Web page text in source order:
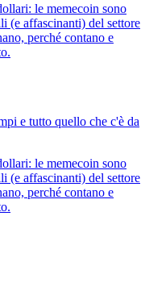
le memecoin sono
(e affascinanti) del settore
perché contano e
e tutto quello che c'è da
le memecoin sono
(e affascinanti) del settore
perché contano e